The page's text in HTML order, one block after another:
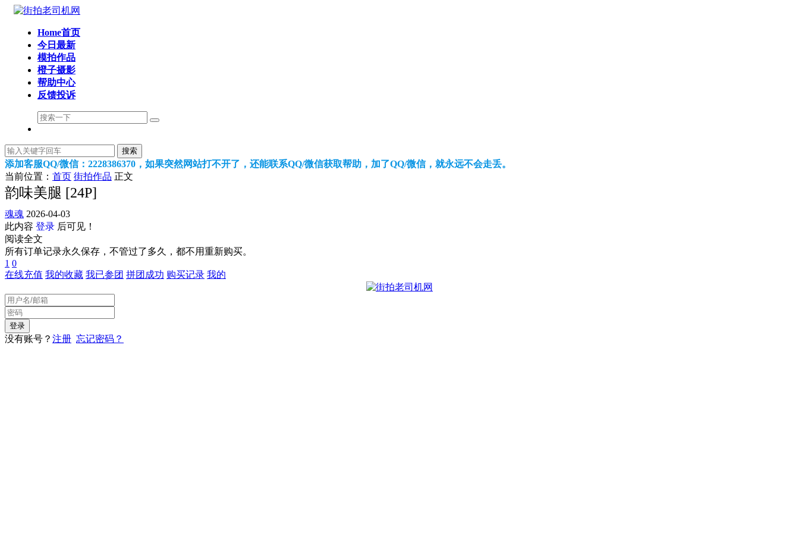
Home首页
今日最新
模拍作品
橙子摄影
帮助中心
反馈投诉
搜索
添加客服QQ/微信：2228386370，如果突然网站打不开了，还能联系QQ/微信获取帮助，加了QQ/微信，就永远不会走丢。
当前位置： 首页 街拍作品 正文
韵味美腿 [24P]
魂魂 2026-04-03
此内容 登录 后可见！
阅读全文
所有订单记录永久保存，不管过了多久，都不用重新购买。
1 0
在线充值 我的收藏 我已参团 拼团成功 购买记录 我的
没有账号？ 注册 忘记密码？